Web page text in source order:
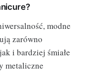
modne
zarówno
i bardziej śmiałe
metaliczne